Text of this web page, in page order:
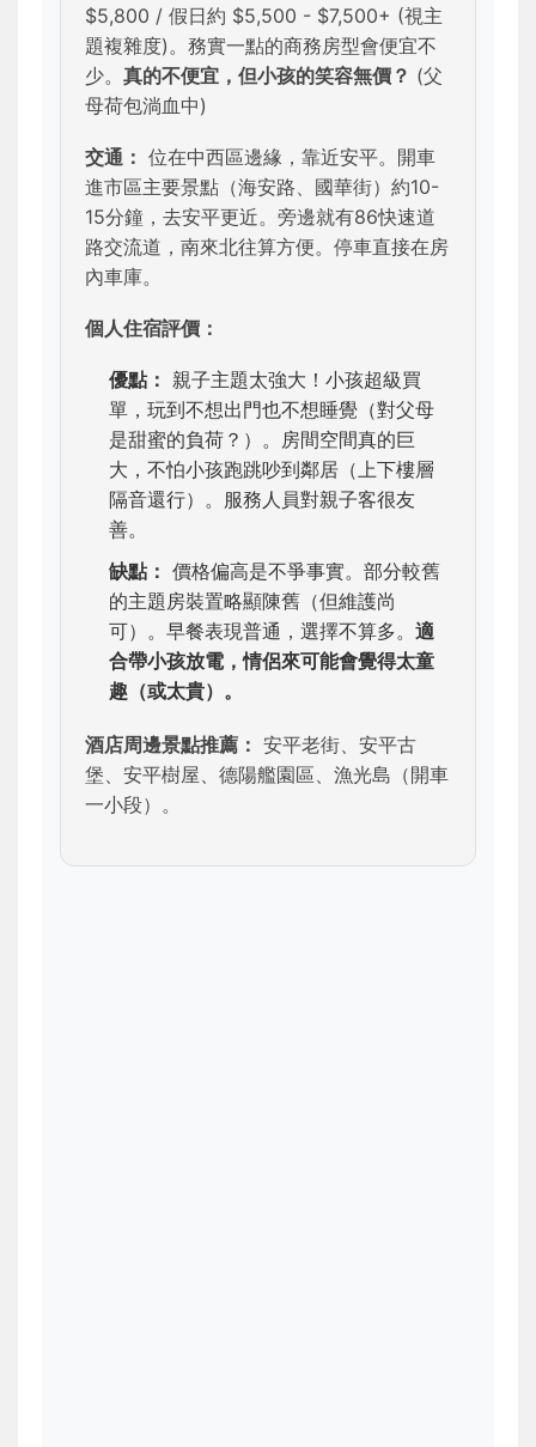
$5,800 / 假日約 $5,500 - $7,500+ (視主
題複雜度)。務實一點的商務房型會便宜不
少。 真的不便宜，但小孩的笑容無價？ (父
母荷包淌血中)
交通： 位在中西區邊緣，靠近安平。開車
進市區主要景點（海安路、國華街）約10-
15分鐘，去安平更近。旁邊就有86快速道
路交流道，南來北往算方便。停車直接在房
內車庫。
個人住宿評價：
優點： 親子主題太強大！小孩超級買
單，玩到不想出門也不想睡覺（對父母
是甜蜜的負荷？）。房間空間真的巨
大，不怕小孩跑跳吵到鄰居（上下樓層
隔音還行）。服務人員對親子客很友
善。
缺點： 價格偏高是不爭事實。部分較舊
的主題房裝置略顯陳舊（但維護尚
可）。早餐表現普通，選擇不算多。 適
合帶小孩放電，情侶來可能會覺得太童
趣（或太貴）。
酒店周邊景點推薦： 安平老街、安平古
堡、安平樹屋、德陽艦園區、漁光島（開車
一小段）。